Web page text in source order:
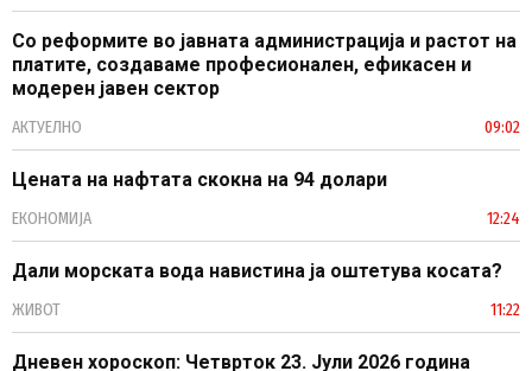
Со реформите во јавната администрација и растот на
платите, создаваме професионален, ефикасен и
модерен јавен сектор
АКТУЕЛНО 09:02
Цената на нафтата скокна на 94 долари
ЕКОНОМИЈА 12:24
Дали морската вода навистина ја оштетува косата?
ЖИВОТ 11:22
Дневен хороскоп: Четврток 23. Јули 2026 година